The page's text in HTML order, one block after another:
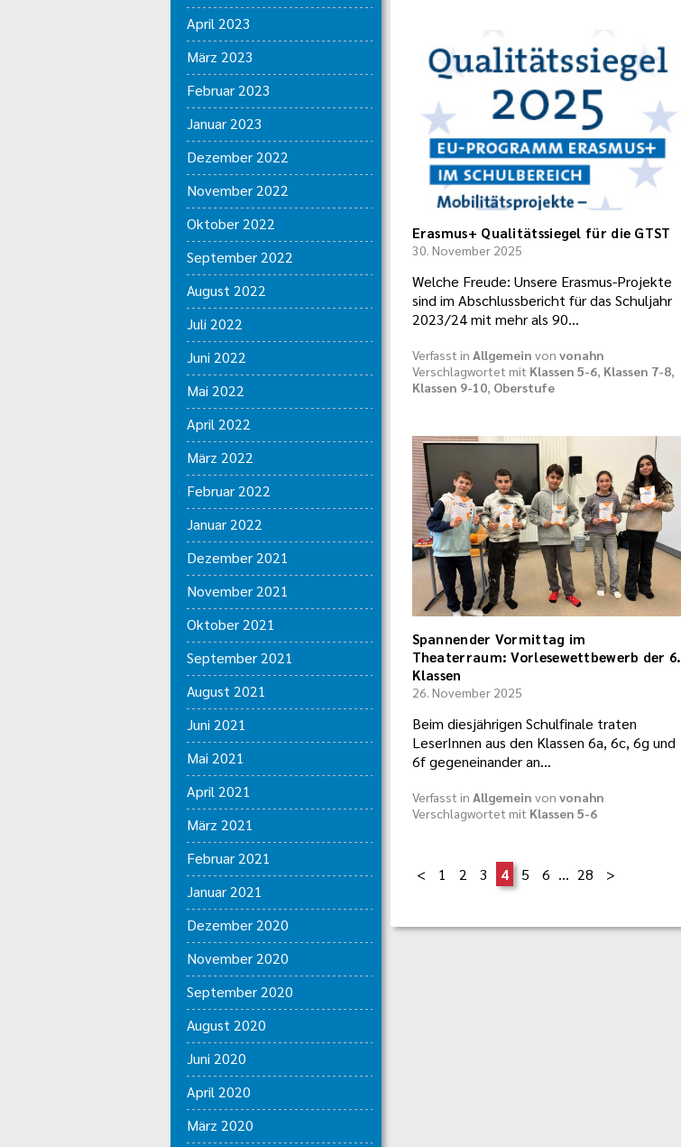
Erasmus+ Qualitätssiegel für die GTST
30. November 2025
Welche Freude: Unsere Erasmus-Projekte
sind im Abschlussbericht für das Schuljahr
2023/24 mit mehr als 90…
Verfasst in Allgemein von vonahn
Verschlagwortet mit Klassen 5-6, Klassen 7-8,
Klassen 9-10, Oberstufe
Spannender Vormittag im
Theaterraum: Vorlesewettbewerb der 6.
Klassen
26. November 2025
Beim diesjährigen Schulfinale traten
LeserInnen aus den Klassen 6a, 6c, 6g und
6f gegeneinander an…
Verfasst in Allgemein von vonahn
Verschlagwortet mit Klassen 5-6
1 2 3 4 5 6 … 28
April 2023
März 2023
Februar 2023
Januar 2023
Dezember 2022
November 2022
Oktober 2022
September 2022
August 2022
Juli 2022
Juni 2022
Mai 2022
April 2022
März 2022
Februar 2022
Januar 2022
Dezember 2021
November 2021
Oktober 2021
September 2021
August 2021
Juni 2021
Mai 2021
April 2021
März 2021
Februar 2021
Januar 2021
Dezember 2020
November 2020
September 2020
August 2020
Juni 2020
April 2020
März 2020